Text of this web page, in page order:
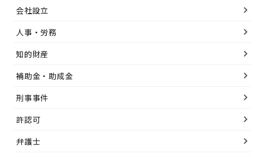
会社設立
人事・労務
知的財産
補助金・助成金
刑事事件
許認可
弁護士